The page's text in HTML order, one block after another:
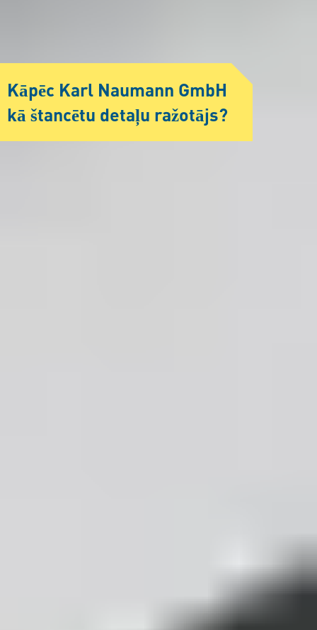
Kāpēc Karl Naumann GmbH
kā štancētu detaļu ražotājs?